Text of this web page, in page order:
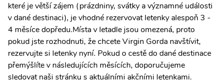
které je větší zájem (prázdniny, svátky a významné události
v dané destinaci), je vhodné rezervovat letenky alespoň 3 -
4 měsíce dopředu.Místa v letadle jsou omezená, proto
pokud jste rozhodnuti, že chcete Virgin Gorda navštívit,
rezervujte si letenky nyní. Pokud o cestě do dané destinace
přemýšlíte v následujících měsících, doporučujeme
sledovat naši stránku s aktuálními akčními letenkami.